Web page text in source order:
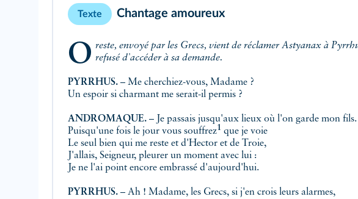
Texte Chantage amoureux
Oreste, envoyé par les Grecs, vient de réclamer Astyanax à Pyrrhus, qui a refusé d'accéder à sa demande.
PYRRHUS. – Me cherchiez-vous, Madame ?
Un espoir si charmant me serait-il permis ?
ANDROMAQUE. – Je passais jusqu'aux lieux où l'on garde mon fils.
Puisqu'une fois le jour vous souffrez1 que je voie
Le seul bien qui me reste et d'Hector et de Troie,
J'allais, Seigneur, pleurer un moment avec lui :
Je ne l'ai point encore embrassé d'aujourd'hui.
PYRRHUS. – Ah ! Madame, les Grecs, si j'en crois leurs alarmes,